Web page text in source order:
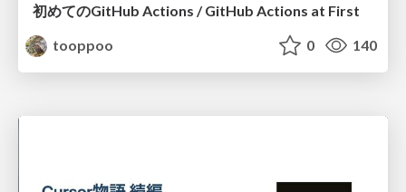
初めてのGitHub Actions / GitHub Actions at First
tooppoo
0 140